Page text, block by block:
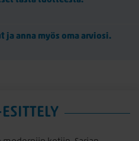
ja anna myös oma arviosi.